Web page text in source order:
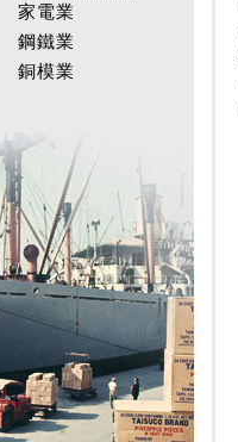
家電業
鋼鐵業
銅模業